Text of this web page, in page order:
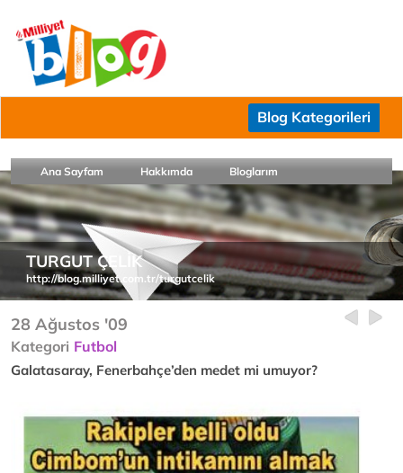
Blog Kategorileri
Ana Sayfam Hakkımda Bloglarım
TURGUT ÇELİK
http://blog.milliyet.com.tr/turgutcelik
28 Ağustos '09
Kategori Futbol
Galatasaray, Fenerbahçe’den medet mi umuyor?